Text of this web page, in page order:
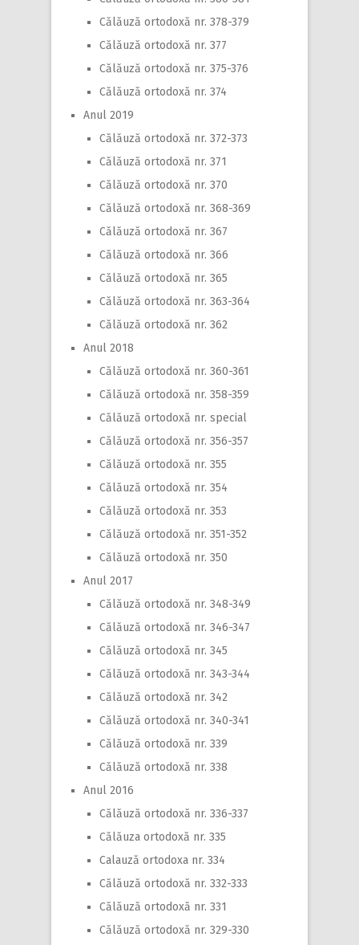
Călăuză ortodoxă nr. 378-379
Călăuză ortodoxă nr. 377
Călăuză ortodoxă nr. 375-376
Călăuză ortodoxă nr. 374
Anul 2019
Călăuză ortodoxă nr. 372-373
Călăuză ortodoxă nr. 371
Călăuză ortodoxă nr. 370
Călăuză ortodoxă nr. 368-369
Călăuză ortodoxă nr. 367
Călăuză ortodoxă nr. 366
Călăuză ortodoxă nr. 365
Călăuză ortodoxă nr. 363-364
Călăuză ortodoxă nr. 362
Anul 2018
Călăuză ortodoxă nr. 360-361
Călăuză ortodoxă nr. 358-359
Călăuză ortodoxă nr. special
Călăuză ortodoxă nr. 356-357
Călăuză ortodoxă nr. 355
Călăuză ortodoxă nr. 354
Călăuză ortodoxă nr. 353
Călăuză ortodoxă nr. 351-352
Călăuză ortodoxă nr. 350
Anul 2017
Călăuză ortodoxă nr. 348-349
Călăuză ortodoxă nr. 346-347
Călăuză ortodoxă nr. 345
Călăuză ortodoxă nr. 343-344
Călăuză ortodoxă nr. 342
Călăuză ortodoxă nr. 340-341
Călăuză ortodoxă nr. 339
Călăuză ortodoxă nr. 338
Anul 2016
Călăuză ortodoxă nr. 336-337
Călăuza ortodoxă nr. 335
Calauză ortodoxa nr. 334
Călăuză ortodoxă nr. 332-333
Călăuză ortodoxă nr. 331
Călăuză ortodoxă nr. 329-330